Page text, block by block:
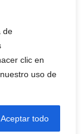
de
clic en
uso de
Aceptar todo
antes de
entrega
de
en el
tus